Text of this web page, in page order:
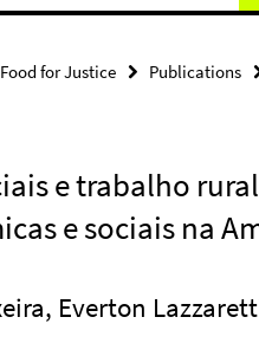
Food for Justice Publications
e trabalho
e sociais na
Everton